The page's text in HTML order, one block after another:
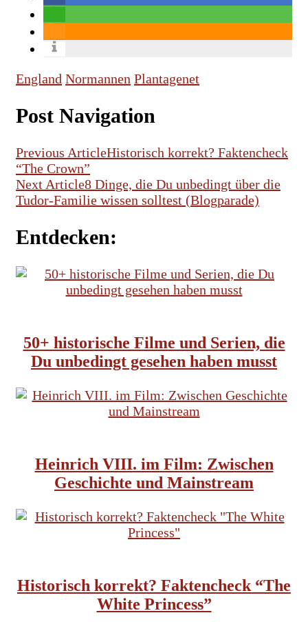
England Normannen Plantagenet
Post Navigation
Previous ArticleHistorisch korrekt? Faktencheck
“The Crown”
Next Article8 Dinge, die Du unbedingt über die
Tudor-Familie wissen solltest (Blogparade)
Entdecken:
50+ historische Filme und Serien, die
Du unbedingt gesehen haben musst
Heinrich VIII. im Film: Zwischen
Geschichte und Mainstream
Historisch korrekt? Faktencheck “The
White Princess”